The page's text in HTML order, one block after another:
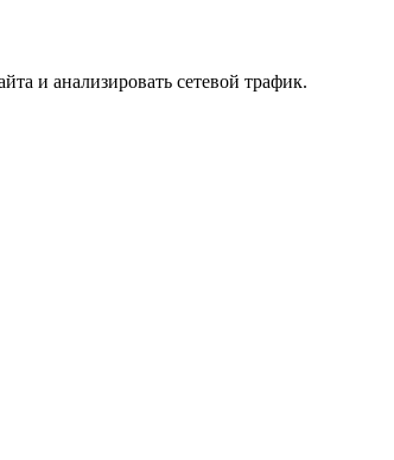
и анализировать сетевой трафик.